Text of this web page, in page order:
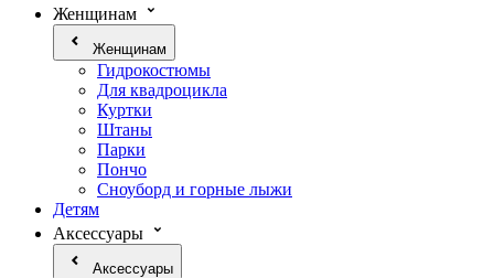
Женщинам
Женщинам
Гидрокостюмы
Для квадроцикла
Куртки
Штаны
Парки
Пончо
Сноуборд и горные лыжи
Детям
Аксессуары
Аксессуары